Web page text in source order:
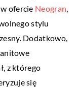
ofercie Neogran,
stylu
Dodatkowo,
z którego
się